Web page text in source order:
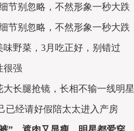
节别忽略，不然形象一秒大跌
节别忽略，不然形象一秒大跌
野菜，3月吃正好，别错过
很强
长腿抢镜，长相不输一线明星
已经请好假陪太太进入产房